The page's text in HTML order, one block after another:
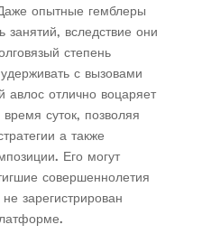
опытные гемблеры
занятий, вследствие они
степень
с вызовами
авлос отлично воцаряет
суток, позволяя
а также
Его могут
совершеннолетия
зарегистрирован